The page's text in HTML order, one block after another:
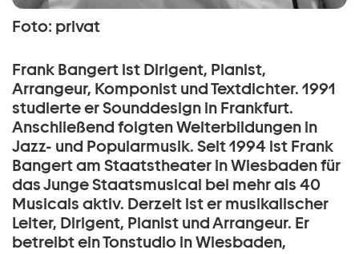
Foto: privat
Frank Bangert ist Dirigent, Pianist,
Arrangeur, Komponist und Textdichter. 1991
studierte er Sounddesign in Frankfurt.
Anschließend folgten Weiterbildungen in
Jazz- und Popularmusik. Seit 1994 ist Frank
Bangert am Staatstheater in Wiesbaden für
das Junge Staatsmusical bei mehr als 40
Musicals aktiv. Derzeit ist er musikalischer
Leiter, Dirigent, Pianist und Arrangeur. Er
betreibt ein Tonstudio in Wiesbaden,